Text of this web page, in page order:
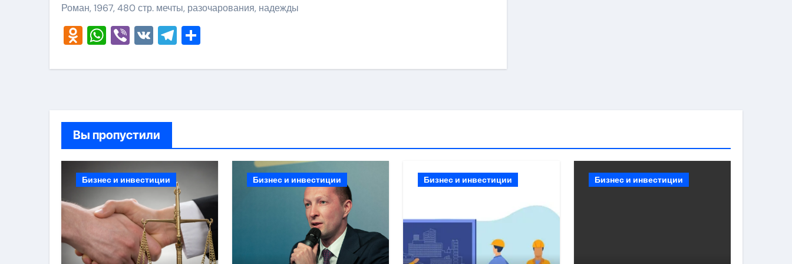
Роман, 1967, 480 стр. мечты, разочарования, надежды
Odnoklassniki
WhatsApp
Viber
VKTelegram
Вы пропустили
Бизнес и инвестиции Бизнес и инвестиции Бизнес и инвестиции Бизнес и инвестиции